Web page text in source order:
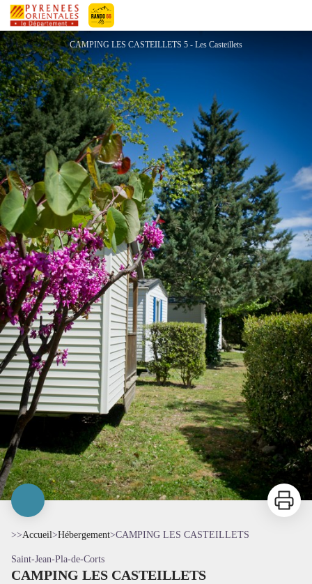
Pyrénées-Orientales Le Département
CAMPING LES CASTEILLETS
CAMPING LES CASTEILLETS 5 - Les Casteillets
Imprimer
>>Accueil>Hébergement>CAMPING LES CASTEILLETS
Saint-Jean-Pla-de-Corts
CAMPING LES CASTEILLETS